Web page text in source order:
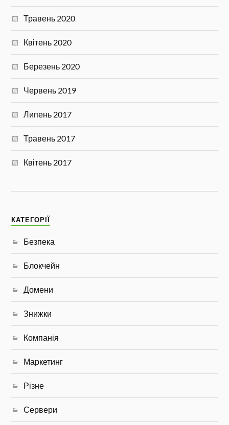
Травень 2020
Квітень 2020
Березень 2020
Червень 2019
Липень 2017
Травень 2017
Квітень 2017
КАТЕГОРІЇ
Безпека
Блокчейн
Домени
Знижки
Компанія
Маркетинг
Різне
Сервери